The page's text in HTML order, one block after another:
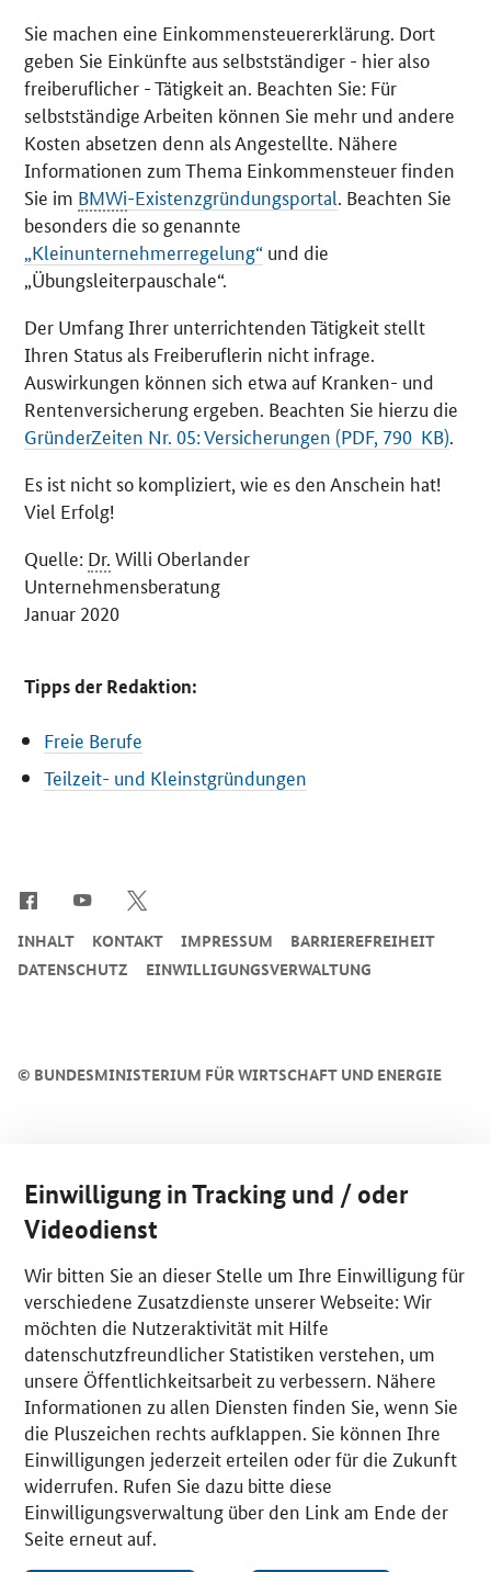
Sie machen eine Einkommensteuererklärung. Dort
geben Sie Einkünfte aus selbstständiger - hier also
freiberuflicher - Tätigkeit an. Beachten Sie: Für
selbstständige Arbeiten können Sie mehr und andere
Kosten absetzen denn als Angestellte. Nähere
Informationen zum Thema Einkommensteuer finden
Sie im BMWi-Existenzgründungsportal. Beachten Sie
besonders die so genannte
„Kleinunternehmerregelung“ und die
„Übungsleiterpauschale“.
Der Umfang Ihrer unterrichtenden Tätigkeit stellt
Ihren Status als Freiberuflerin nicht infrage.
Auswirkungen können sich etwa auf Kranken- und
Rentenversicherung ergeben. Beachten Sie hierzu die
GründerZeiten Nr. 05: Versicherungen (PDF, 790 KB).
Es ist nicht so kompliziert, wie es den Anschein hat!
Viel Erfolg!
Quelle: Dr. Willi Oberlander
Unternehmensberatung
Januar 2020
Tipps der Redaktion:
Freie Berufe
Teilzeit- und Kleinstgründungen
© BUNDESMINISTERIUM FÜR WIRTSCHAFT UND ENERGIE
INHALT KONTAKT IMPRESSUM
BARRIEREFREIHEIT
DATENSCHUTZ
EINWILLIGUNGSVERWALTUNG
Einwilligung in Tracking und / oder
Videodienst
Wir bitten Sie an dieser Stelle um Ihre Einwilligung für
verschiedene Zusatzdienste unserer Webseite: Wir
möchten die Nutzeraktivität mit Hilfe
datenschutzfreundlicher Statistiken verstehen, um
unsere Öffentlichkeitsarbeit zu verbessern. Nähere
Informationen zu allen Diensten finden Sie, wenn Sie
die Pluszeichen rechts aufklappen. Sie können Ihre
Einwilligungen jederzeit erteilen oder für die Zukunft
widerrufen. Rufen Sie dazu bitte diese
Einwilligungsverwaltung über den Link am Ende der
Seite erneut auf.